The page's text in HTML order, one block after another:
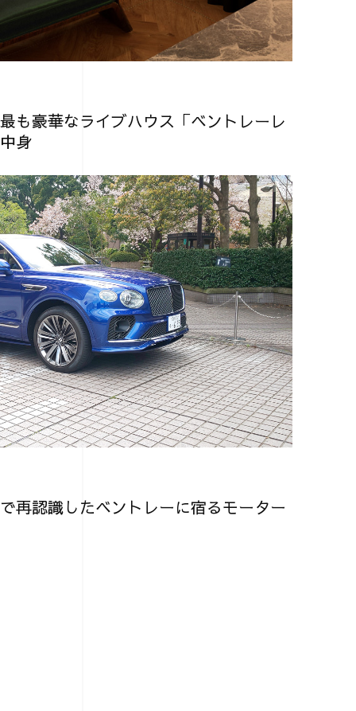
も豪華なライブハウス「ベントレーレ
身
再認識したベントレーに宿るモーター